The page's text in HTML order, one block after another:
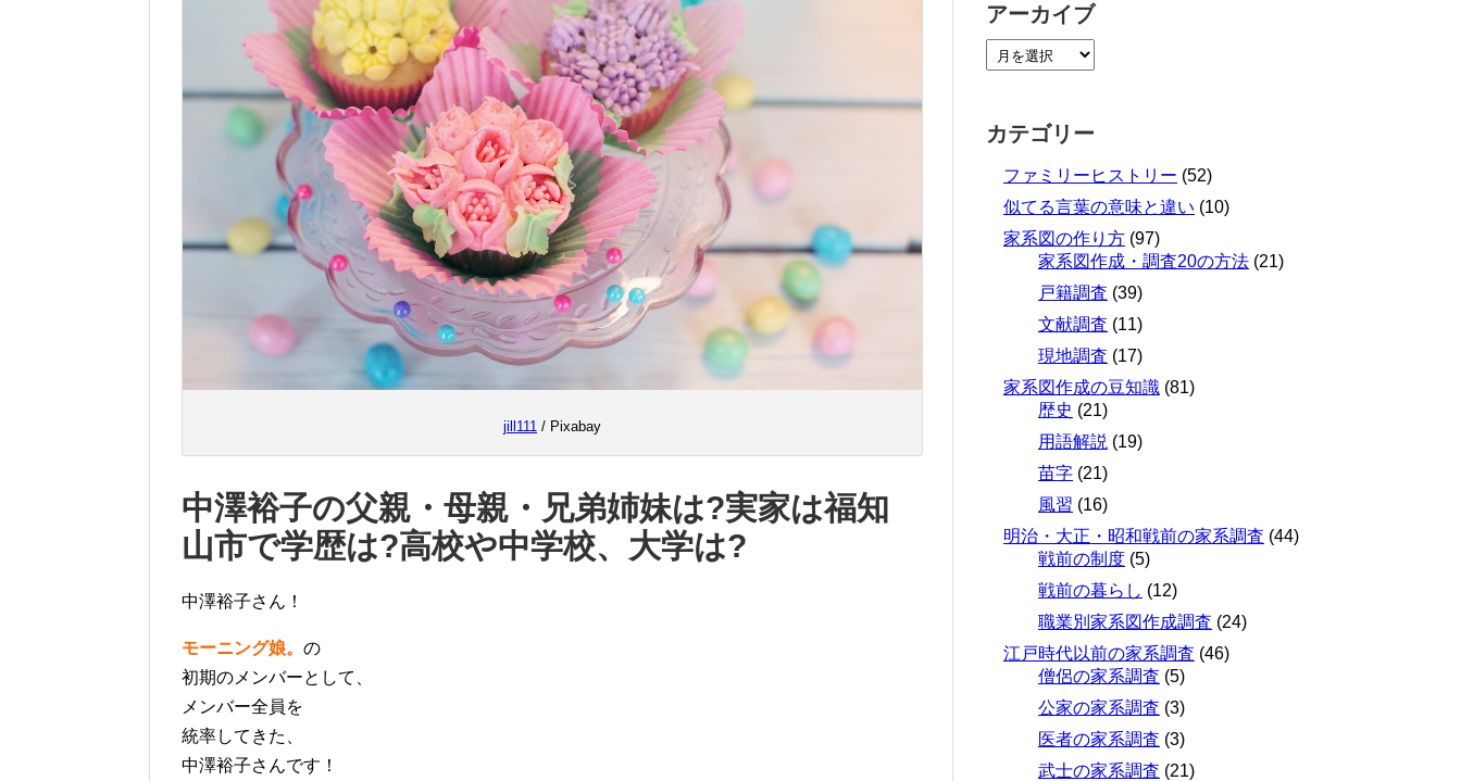
jill111 / Pixabay
中澤裕子の父親・母親・兄弟姉妹は?実家は福知
山市で学歴は?高校や中学校、大学は?
中澤裕子さん！
モーニング娘。 の
初期のメンバーとして、
メンバー全員を
統率してきた、
中澤裕子さんです！
アーカイブ
カテゴリー
ファミリーヒストリー (52)
似てる言葉の意味と違い (10)
家系図の作り方 (97)
家系図作成・調査20の方法 (21)
戸籍調査 (39)
文献調査 (11)
現地調査 (17)
家系図作成の豆知識 (81)
歴史 (21)
用語解説 (19)
苗字 (21)
風習 (16)
明治・大正・昭和戦前の家系調査 (44)
戦前の制度 (5)
戦前の暮らし (12)
職業別家系図作成調査 (24)
江戸時代以前の家系調査 (46)
僧侶の家系調査 (5)
公家の家系調査 (3)
医者の家系調査 (3)
武士の家系調査 (21)